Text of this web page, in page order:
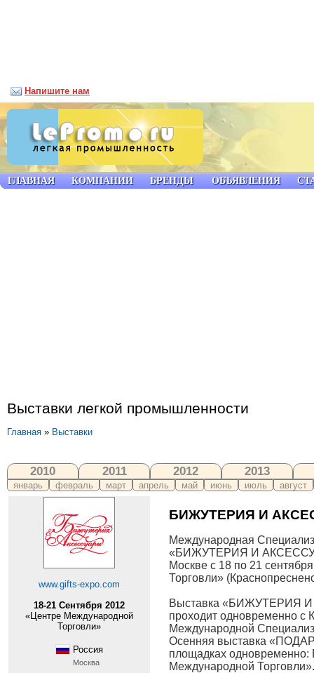
Выставки легкой промышленности
Главная » Выставки
2010 2011 2012 2013
январь февраль март апрель май июнь июль август
www.gifts-expo.com
18-21 Сентября 2012
«Центре Международной
Торговли»
Россия
Москва
БИЖУТЕРИЯ И
Международная
«БИЖУТЕРИЯ И
Москве с 18 по 21
Торговли»
Выставка «БИЖУТЕРИЯ
проходит одновременно с
Международной
Осенняя выставка
площадках
Международной Торговли».
ГЛАВНАЯ КОМПАНИИ БРЕНДЫ ОБЪЯВЛЕНИЯ
Напишите нам